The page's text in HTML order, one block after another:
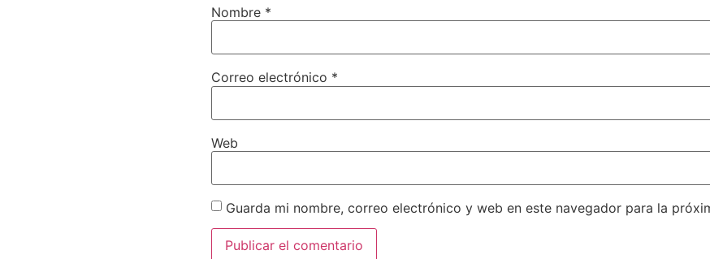
Nombre *
Correo electrónico *
Web
Guarda mi nombre, correo electrónico y web en este navegador para la